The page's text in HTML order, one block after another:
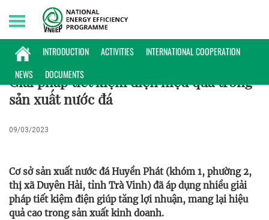
INTRODUCTION ACTIVITIES
INTERNATIONAL COOPERATION
NEWS
DOCUMENTS
Saturday, 08/08/2026 | 06:34 GMT+7
ĐIỂN HÌNH
Giải pháp tiết kiệm điện hiệu quả trong
sản xuất nước đá
09/03/2023
Cơ sở sản xuất nước đá Huyền Phát (khóm 1, phường 2,
thị xã Duyên Hải, tỉnh Trà Vinh) đã áp dụng nhiều giải
pháp tiết kiệm điện giúp tăng lợi nhuận, mang lại hiệu
quả cao trong sản xuất kinh doanh.